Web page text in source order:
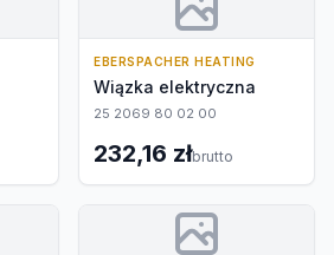
EBERSPACHER HEATING
Wiązka elektryczna
25 2069 80 02 00
232,16 złbrutto